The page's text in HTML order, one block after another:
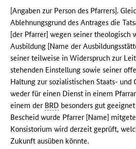
[Angaben zur Person des Pfarrers].
Ablehnungsgrund des Antrages die
[der Pfarrer] wegen seiner theologisch
Ausbildung [Name der
seiner teilweise in Widerspruch zur
stehenden Einstellung sowie seiner
Haltung zur sozialistischen Staats- und
weder für einen Dienst in einem
einem der BRD besonders gut
Bescheid wurde Pfarrer [Name]
Konsistorium wird derzeit geprüft,
Zukunft ausüben könnte.